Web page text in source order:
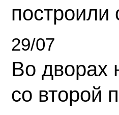
построили
29/07
Во дворах
со второй